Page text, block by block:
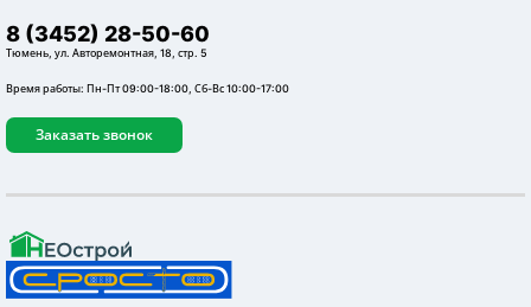
Дом в с. Гусево
8 (3452) 28-50-60
Тюмень, ул. Авторемонтная, 18, стр. 5
Время работы: Пн-Пт 09:00-18:00, Сб-Вс 10:00-17:00
Заказать звонок